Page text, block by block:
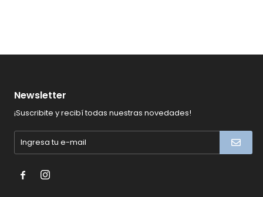
Newsletter
¡Suscribite y recibí todas nuestras novedades!
 